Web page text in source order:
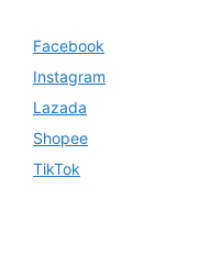
Facebook
Instagram
Lazada
Shopee
TikTok